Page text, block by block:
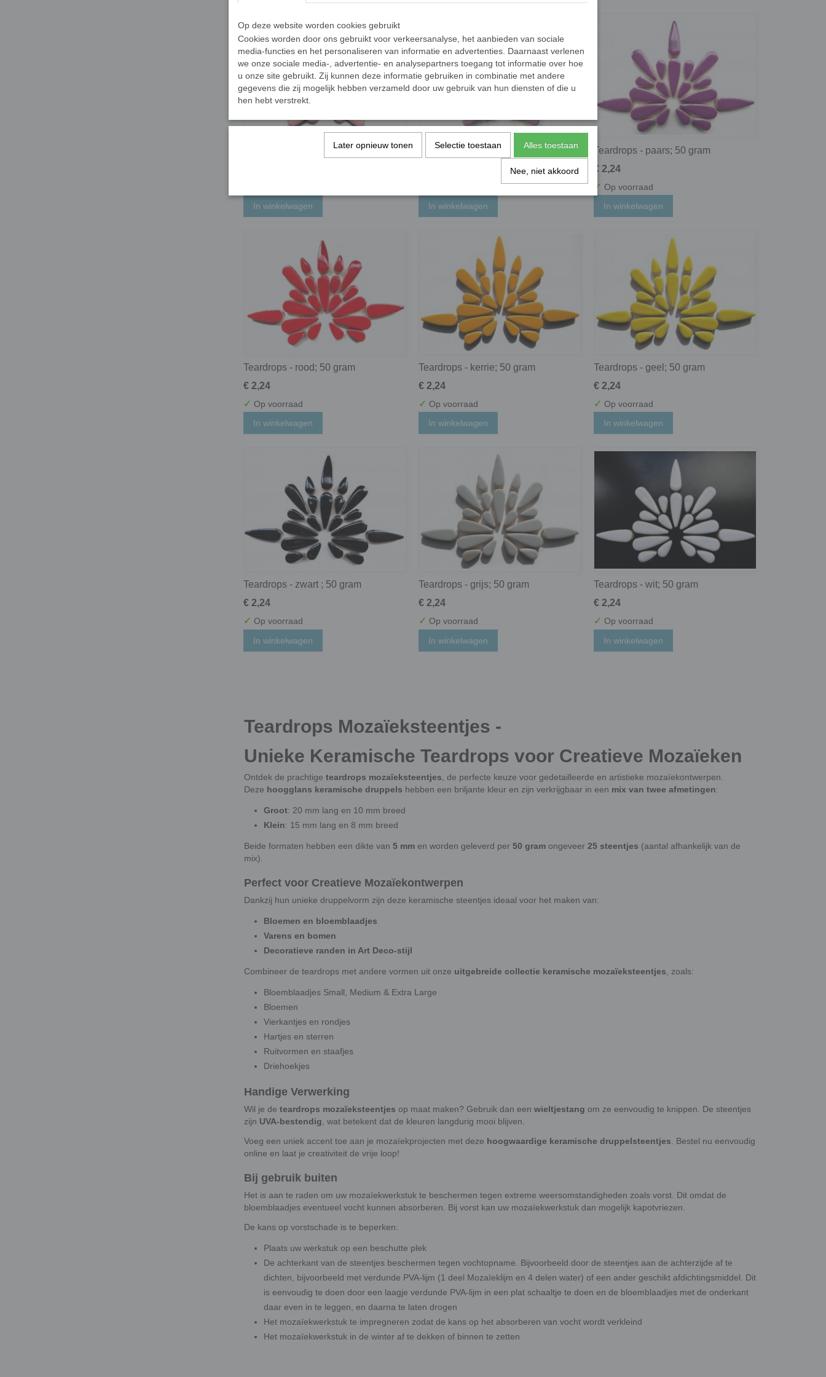
Teardrops - roze; 50 gram
In winkelwagen
Teardrops - lilac; 50 gram
In winkelwagen
Teardrops - paars; 50 gram
€ 2,24
✓ Op voorraad
In winkelwagen
Teardrops - rood; 50 gram
€ 2,24
✓ Op voorraad
In winkelwagen
Teardrops - kerrie; 50 gram
€ 2,24
✓ Op voorraad
In winkelwagen
Teardrops - geel; 50 gram
€ 2,24
✓ Op voorraad
In winkelwagen
Teardrops - zwart ; 50 gram
€ 2,24
✓ Op voorraad
In winkelwagen
Teardrops - grijs; 50 gram
€ 2,24
✓ Op voorraad
In winkelwagen
Teardrops - wit; 50 gram
€ 2,24
✓ Op voorraad
In winkelwagen
Teardrops Mozaïeksteentjes -
Unieke Keramische Teardrops voor Creatieve Mozaïeken
Ontdek de prachtige teardrops mozaïeksteentjes , de perfecte keuze voor gedetailleerde en artistieke mozaïekontwerpen.
Deze hoogglans keramische druppels hebben een briljante kleur en zijn verkrijgbaar in een mix van twee afmetingen:
Groot: 20 mm lang en 10 mm breed
Klein: 15 mm lang en 8 mm breed
Beide formaten hebben een dikte van 5 mm en worden geleverd per 50 gram ongeveer 25 steentjes (aantal afhankelijk van de
mix).
Perfect voor Creatieve Mozaïekontwerpen
Dankzij hun unieke druppelvorm zijn deze keramische steentjes ideaal voor het maken van:
Bloemen en bloemblaadjes
Varens en bomen
Decoratieve randen in Art Deco-stijl
Combineer de teardrops met andere vormen uit onze uitgebreide collectie keramische mozaïeksteentjes , zoals:
Bloemblaadjes Small, Medium & Extra Large
Bloemen
Vierkantjes en rondjes
Hartjes en sterren
Ruitvormen en staafjes
Driehoekjes
Handige Verwerking
Wil je de teardrops mozaïeksteentjes op maat maken? Gebruik dan een wieltjestang om ze eenvoudig te knippen. De steentjes
zijn UVA-bestendig , wat betekent dat de kleuren langdurig mooi blijven.
Voeg een uniek accent toe aan je mozaïekprojecten met deze hoogwaardige keramische druppelsteentjes . Bestel nu eenvoudig
online en laat je creativiteit de vrije loop!
Bij gebruik buiten
Het is aan te raden om uw mozaïekwerkstuk te beschermen tegen extreme weersomstandigheden zoals vorst. Dit omdat de
bloemblaadjes eventueel vocht kunnen absorberen. Bij vorst kan uw mozaïekwerkstuk dan mogelijk kapotvriezen.
De kans op vorstschade is te beperken:
Plaats uw werkstuk op een beschutte plek
De achterkant van de steentjes beschermen tegen vochtopname. Bijvoorbeeld door de steentjes aan de achterzijde af te
dichten, bijvoorbeeld met verdunde PVA-lijm (1 deel Mozaïeklijm en 4 delen water) of een ander geschikt afdichtingsmiddel. Dit
is eenvoudig te doen door een laagje verdunde PVA-lijm in een plat schaaltje te doen en de bloemblaadjes met de onderkant
daar even in te leggen, en daarna te laten drogen
Het mozaïekwerkstuk te impregneren zodat de kans op het absorberen van vocht wordt verkleind
Het mozaïekwerkstuk in de winter af te dekken of binnen te zetten
Op deze website worden cookies gebruikt
Cookies worden door ons gebruikt voor verkeersanalyse, het aanbieden van sociale
media-functies en het personaliseren van informatie en advertenties. Daarnaast verlenen
we onze sociale media-, advertentie- en analysepartners toegang tot informatie over hoe
u onze site gebruikt. Zij kunnen deze informatie gebruiken in combinatie met andere
gegevens die zij mogelijk hebben verzameld door uw gebruik van hun diensten of die u
hen hebt verstrekt.
Later opnieuw tonen Selectie toestaan Alles toestaan
Nee, niet akkoord